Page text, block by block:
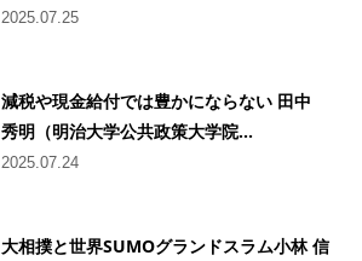
2025.07.25
減税や現金給付では豊かにならない 田中
秀明（明治大学公共政策大学院...
2025.07.24
大相撲と世界SUMOグランドスラム小林 信